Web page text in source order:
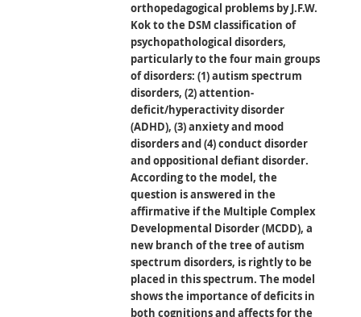
orthopedagogical problems by J.F.W.
Kok to the DSM classification of
psychopathological disorders,
particularly to the four main groups
of disorders: (1) autism spectrum
disorders, (2) attention-
deficit/hyperactivity disorder
(ADHD), (3) anxiety and mood
disorders and (4) conduct disorder
and oppositional defiant disorder.
According to the model, the
question is answered in the
affirmative if the Multiple Complex
Developmental Disorder (MCDD), a
new branch of the tree of autism
spectrum disorders, is rightly to be
placed in this spectrum. The model
shows the importance of deficits in
both cognitions and affects for the